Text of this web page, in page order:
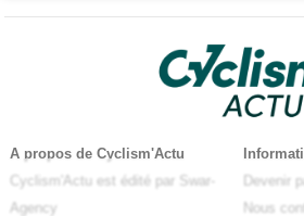
A propos de Cyclism'Actu
Cyclism'Actu est édité par Swar-
Agency
Devenir
Nous